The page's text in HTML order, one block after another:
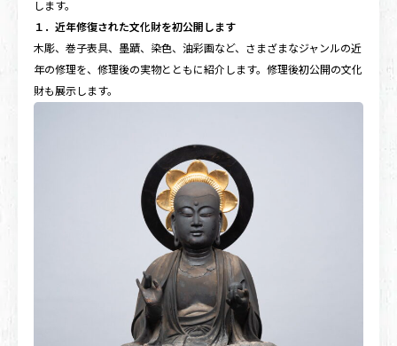
します。
１．近年修復された文化財を初公開します
木彫、巻子表具、墨蹟、染色、油彩画など、さまざまなジャンルの近
年の修理を、修理後の実物とともに紹介します。修理後初公開の文化
財も展示します。